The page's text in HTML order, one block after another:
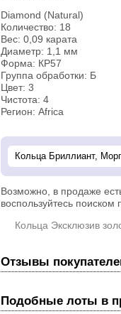
Diamond (Natural)
Количество: 18
Вес: 0,09 карата
Диаметр: 1,1 мм
Форма: КР57
Группа обработки: Б
Цвет: 3
Чистота: 4
Регион: Africa
Возможно, в продаже
воспользуйтесь поиском
Кольца Эксклюзив
Отзывы
Подобные лоты в